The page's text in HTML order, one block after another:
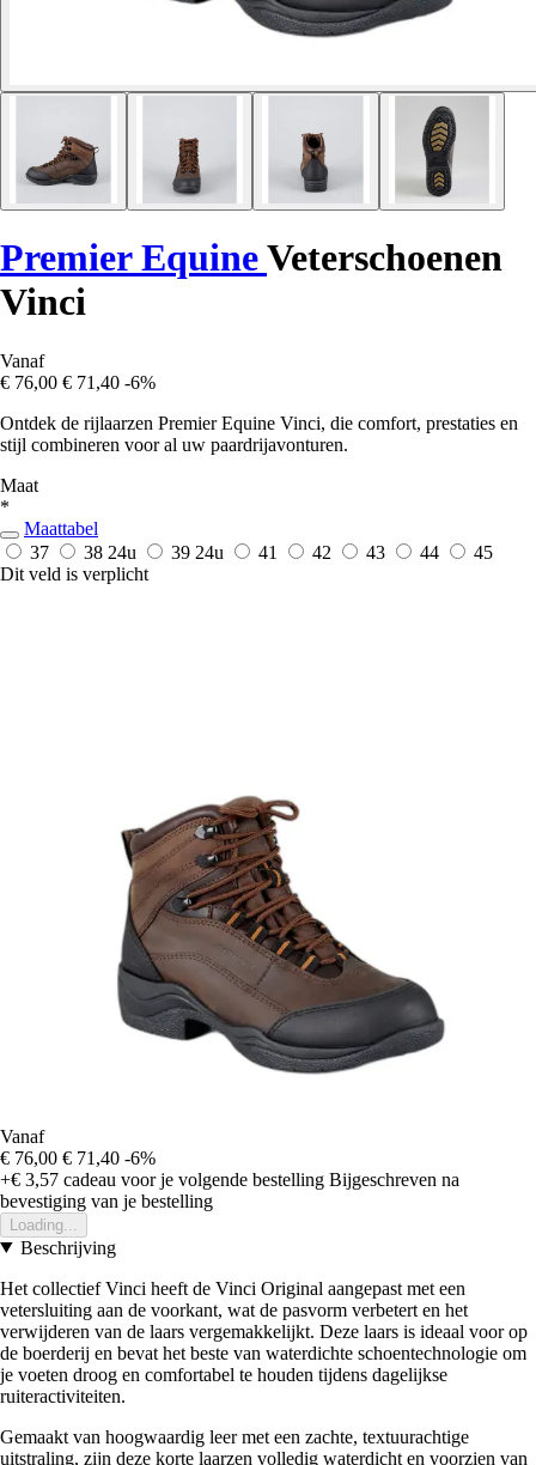
Premier EquineVeterschoenen
Vinci
Vanaf
€ 76,00 € 71,40 -6%
Ontdek de rijlaarzen Premier Equine Vinci, die comfort, prestaties en
stijl combineren voor al uw paardrijavonturen.
Maat
*
Maattabel
37
38 24u 39 24u 41 42 43 44
45
Dit veld is verplicht
Vanaf
€ 76,00 € 71,40 -6%
+€ 3,57 cadeau voor je volgende bestelling Bijgeschreven na
bevestiging van je bestelling
Loading...
Beschrijving
Het collectief Vinci heeft de Vinci Original aangepast met een
vetersluiting aan de voorkant, wat de pasvorm verbetert en het
verwijderen van de laars vergemakkelijkt. Deze laars is ideaal voor op
de boerderij en bevat het beste van waterdichte schoentechnologie om
je voeten droog en comfortabel te houden tijdens dagelijkse
ruiteractiviteiten.
Gemaakt van hoogwaardig leer met een zachte, textuurachtige
uitstraling, zijn deze korte laarzen volledig waterdicht en voorzien van